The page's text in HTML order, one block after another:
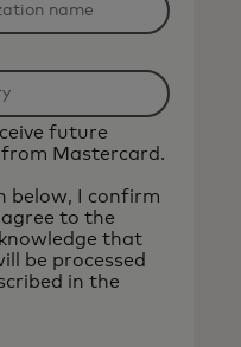
future
Mastercard.
below, I confirm
to the
that
be processed
in the